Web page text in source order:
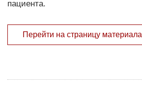
пациента.
Перейти на страницу материала